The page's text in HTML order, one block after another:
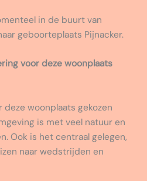
in de buurt van
geboorteplaats Pijnacker.
voor deze woonplaats
woonplaats gekozen
is met veel natuur en
Ook is het centraal gelegen,
naar wedstrijden en